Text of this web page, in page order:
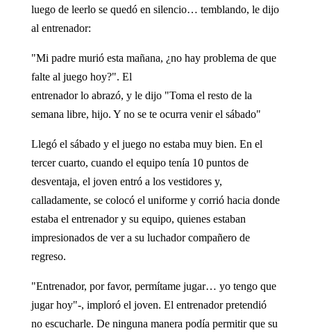
luego de leerlo se quedó en silencio… temblando, le dijo
al entrenador:
"Mi padre murió esta mañana, ¿no hay problema de que
falte al juego hoy?". El
entrenador lo abrazó, y le dijo "Toma el resto de la
semana libre, hijo. Y no se te ocurra venir el sábado"
Llegó el sábado y el juego no estaba muy bien. En el
tercer cuarto, cuando el equipo tenía 10 puntos de
desventaja, el joven entró a los vestidores y,
calladamente, se colocó el uniforme y corrió hacia donde
estaba el entrenador y su equipo, quienes estaban
impresionados de ver a su luchador compañero de
regreso.
"Entrenador, por favor, permítame jugar… yo tengo que
jugar hoy"-, imploró el joven. El entrenador pretendió
no escucharle. De ninguna manera podía permitir que su